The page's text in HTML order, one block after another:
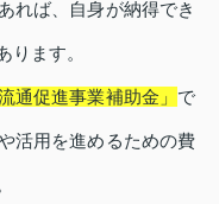
れば、自身が納得でき
ります。
通促進事業補助金」 で
活用を進めるための費